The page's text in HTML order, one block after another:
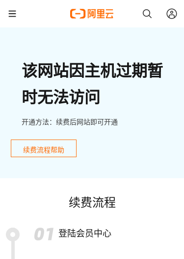
该网站因主机过期暂
时无法访问
开通方法：续费后网站即可开通
续费流程帮助
续费流程
登陆会员中心